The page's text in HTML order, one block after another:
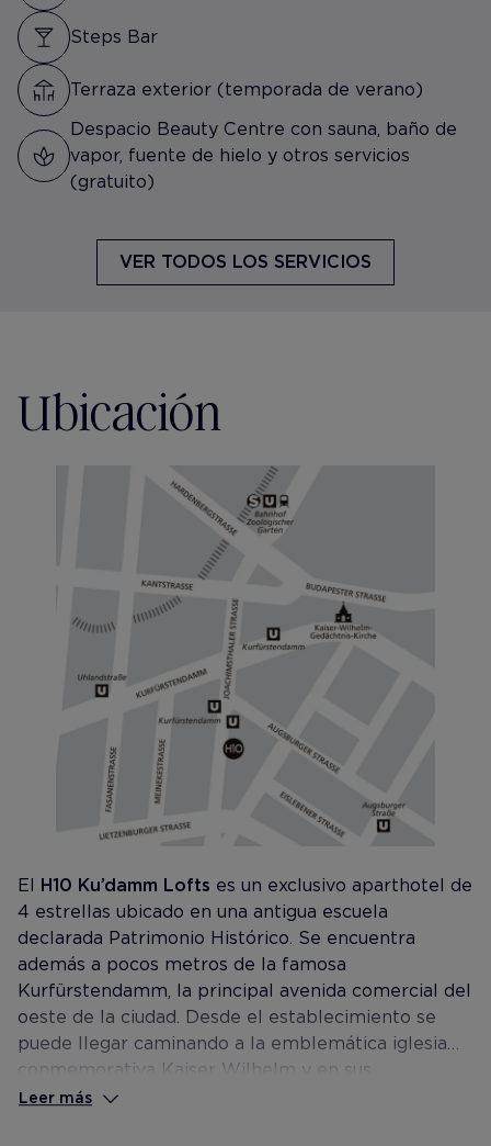
Steps Bar
Terraza exterior (temporada de verano)
Despacio Beauty Centre con sauna, baño de
vapor, fuente de hielo y otros servicios
(gratuito)
VER TODOS LOS SERVICIOS
Ubicación
El H10 Ku’damm Lofts es un exclusivo aparthotel de
4 estrellas ubicado en una antigua escuela
declarada Patrimonio Histórico. Se encuentra
además a pocos metros de la famosa
Kurfürstendamm, la principal avenida comercial del
oeste de la ciudad. Desde el establecimiento se
puede llegar caminando a la emblemática iglesia
conmemorativa Kaiser Wilhelm y en sus
alrededores también están el Jardín Zoológico y
Leer más